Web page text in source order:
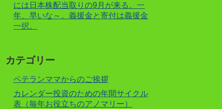
には日本株配当取りの9月が来る。一
年、早いな～。義援金と寄付は義援金
一択。
カテゴリー
ベテランママからのご挨拶
カレンダー投資のための年間サイクル
表（毎年お役立ちのアノマリー）